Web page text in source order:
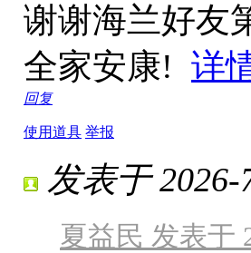
谢谢海兰好友
全家安康! 详
回复
使用道具 举报
发表于 2026-
夏益民 发表于